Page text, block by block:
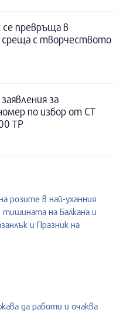
превръща в
среща с творчеството
за
по избор от СТ
ТР
розите в най-уханния
тишината на Балкана и
и Празник на
да работи и очаква